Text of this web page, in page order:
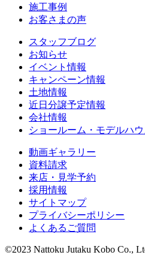
施工事例
お客さまの声
スタッフブログ
お知らせ
イベント情報
キャンペーン情報
土地情報
近日分譲予定情報
会社情報
ショールーム・モデルハ
動画ギャラリー
資料請求
来店・見学予約
採用情報
サイトマップ
プライバシーポリシー
よくあるご質問
©2023 Nattoku Jutaku Kobo Co.,